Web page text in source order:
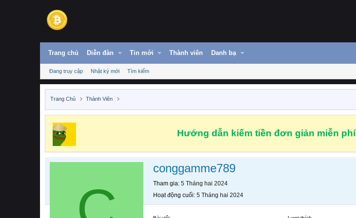
Trang chủ Diễn đàn Tin mới Thành viên Danh bạ
Đang truy cập Nhật ký mới Tìm kiếm
Trang Chủ Thành Viên
Hướng dẫn kiếm tiền đơn giản miễn phí
conggamme789
Tham gia 5 Tháng hai 2024
Hoạt động cuối 5 Tháng hai 2024